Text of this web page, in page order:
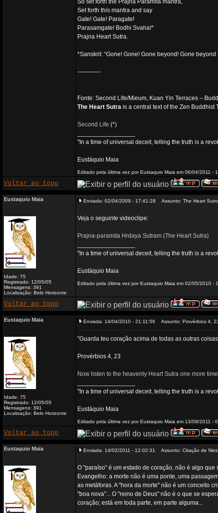
So set forth the Prajna Paramita mantra,
Set forth this mantra and say
Gate! Gate! Paragate!
Parasamgate! Bodhi Svaha!*
Prajna Heart Sutra.
*Sanskrit: “Gone! Gone! Gone beyond! Gone
------------
Fonte: Second Life/Mieum, Kuan Yin Terraces –
The Heart Sutra is a central text of the Zen Buddhist
Second Life (*)
"In a time of universal deceit, telling the truth is a
Eustáquio Maia
Editado pela última vez por Eustaquio Maia em 06/04/2011 -
Voltar ao topo
Eustaquio Maia
Idade: 75
Registrado: 12/05/05
Mensagens: 391
Localização: Belo Horizonte
Enviada: 02/04/2009 - 17:41:28 Assunto: The Heart
Veja o seguinte videoclipe:
Prajna-paramita Hrdaya Sutram (The Heart Sutra)
"In a time of universal deceit, telling the truth is a
Eustáquio Maia
Editado pela última vez por Eustaquio Maia em 02/05/2010 -
Voltar ao topo
Eustaquio Maia
Idade: 75
Registrado: 12/05/05
Mensagens: 391
Localização: Belo Horizonte
Enviada: 14/04/2010 - 21:11:56 Assunto: Provérbios 4,
"Guarda teu coração acima de todas as outras
Provérbios 4, 23
Now listen to the heavenly Heart Sutra one more
"In a time of universal deceit, telling the truth is a
Eustáquio Maia
Editado pela última vez por Eustaquio Maia em 13/09/2011 -
Voltar ao topo
Eustaquio Maia Enviada: 14/02/2011 - 12:02:31 Assunto: Citação de
O "paraíso" é um estado de coração, não é algo
Evangelho: a morte não é uma ponte, uma
as metáforas. A "hora da morte" não é um conceito
"boa nova"... O "reino de Deus" não é o que se
coração; está em toda parte, em parte alguma...